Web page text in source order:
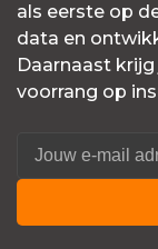
als eerste op
data en
Daarnaast
voorrang op